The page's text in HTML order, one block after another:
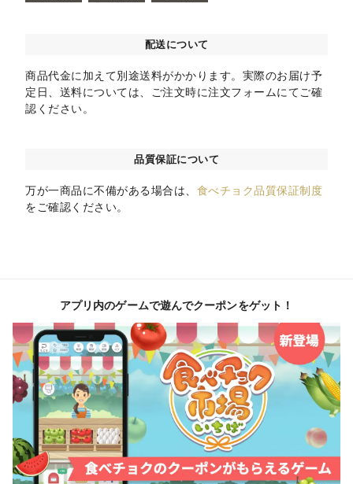
配送について
商品代金に加えて別途送料がかかります。実際のお届け予
定日、送料については、ご注文時に注文フォームにてご確
認ください。
品質保証について
万が一商品に不備がある場合は、 食べチョク品質保証制度
をご確認ください。
アプリ内のゲームで遊んでクーポンをゲット！